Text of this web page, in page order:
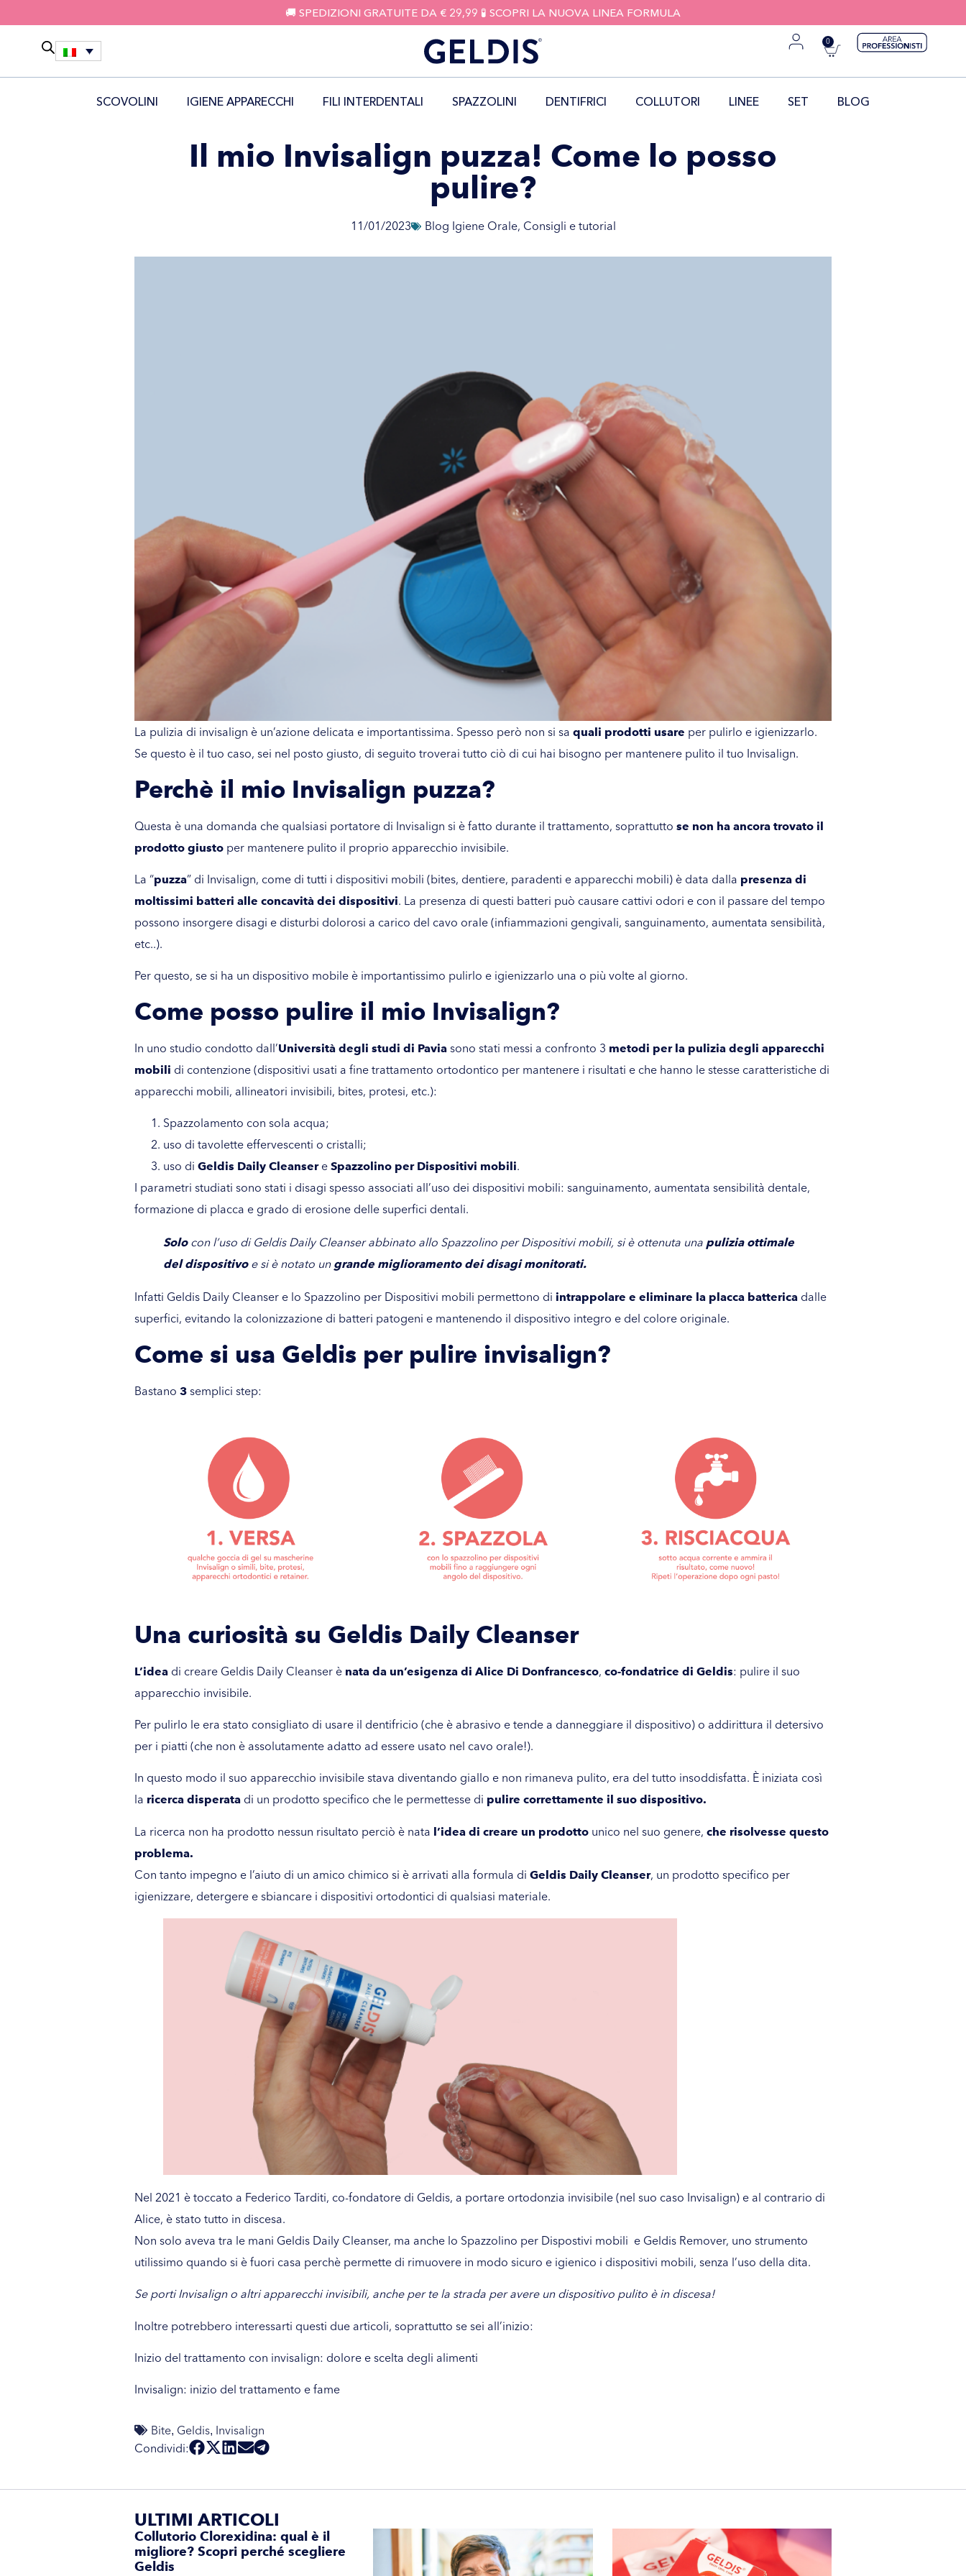
🚚 SPEDIZIONI GRATUITE DA € 29,99 🧪 SCOPRI LA NUOVA LINEA FORMULA
0
SCOVOLINI IGIENE APPARECCHI FILI INTERDENTALI SPAZZOLINI DENTIFRICI COLLUTORI LINEE SET BLOG
Il mio Invisalign puzza! Come lo posso
pulire?
11/01/2023 Blog Igiene Orale, Consigli e tutorial
La pulizia di invisalign è un’azione delicata e importantissima. Spesso però non si sa quali prodotti usare per pulirlo e igienizzarlo.
Se questo è il tuo caso, sei nel posto giusto, di seguito troverai tutto ciò di cui hai bisogno per mantenere pulito il tuo Invisalign.
Perchè il mio Invisalign puzza?
Questa è una domanda che qualsiasi portatore di Invisalign si è fatto durante il trattamento, soprattutto se non ha ancora trovato il
prodotto giusto per mantenere pulito il proprio apparecchio invisibile.
La “puzza” di Invisalign, come di tutti i dispositivi mobili (bites, dentiere, paradenti e apparecchi mobili) è data dalla presenza di
moltissimi batteri alle concavità dei dispositivi. La presenza di questi batteri può causare cattivi odori e con il passare del tempo
possono insorgere disagi e disturbi dolorosi a carico del cavo orale (infiammazioni gengivali, sanguinamento, aumentata sensibilità,
etc..).
Per questo, se si ha un dispositivo mobile è importantissimo pulirlo e igienizzarlo una o più volte al giorno.
Come posso pulire il mio Invisalign?
In uno studio condotto dall’Università degli studi di Pavia sono stati messi a confronto 3 metodi per la pulizia degli apparecchi
mobili di contenzione (dispositivi usati a fine trattamento ortodontico per mantenere i risultati e che hanno le stesse caratteristiche di
apparecchi mobili, allineatori invisibili, bites, protesi, etc.):
Spazzolamento con sola acqua;
uso di tavolette effervescenti o cristalli;
uso di Geldis Daily Cleanser e Spazzolino per Dispositivi mobili.
I parametri studiati sono stati i disagi spesso associati all’uso dei dispositivi mobili: sanguinamento, aumentata sensibilità dentale,
formazione di placca e grado di erosione delle superfici dentali.
Solocon l’uso di Geldis Daily Cleanserabbinato allo Spazzolino per Dispositivi mobili, si è ottenuta una pulizia ottimale
del dispositivoe si è notato un grande miglioramento dei disagi monitorati.
Infatti Geldis Daily Cleanser e lo Spazzolino per Dispositivi mobili permettono di intrappolare e eliminare la placca batterica dalle
superfici, evitando la colonizzazione di batteri patogeni e mantenendo il dispositivo integro e del colore originale.
Come si usa Geldis per pulire invisalign?
Bastano 3 semplici step:
Una curiosità su Geldis Daily Cleanser
L’idea di creare Geldis Daily Cleanser è nata da un’esigenza di Alice Di Donfrancesco, co-fondatrice di Geldis: pulire il suo
apparecchio invisibile.
Per pulirlo le era stato consigliato di usare il dentifricio (che è abrasivo e tende a danneggiare il dispositivo) o addirittura il detersivo
per i piatti (che non è assolutamente adatto ad essere usato nel cavo orale!).
In questo modo il suo apparecchio invisibile stava diventando giallo e non rimaneva pulito, era del tutto insoddisfatta. È iniziata così
la ricerca disperata di un prodotto specifico che le permettesse di pulire correttamente il suo dispositivo.
La ricerca non ha prodotto nessun risultato perciò è nata l’idea di creare un prodotto unico nel suo genere, che risolvesse questo
problema.
Con tanto impegno e l’aiuto di un amico chimico si è arrivati alla formula di Geldis Daily Cleanser, un prodotto specifico per
igienizzare, detergere e sbiancare i dispositivi ortodontici di qualsiasi materiale.
Nel 2021 è toccato a Federico Tarditi, co-fondatore di Geldis, a portare ortodonzia invisibile (nel suo caso Invisalign) e al contrario di
Alice, è stato tutto in discesa.
Non solo aveva tra le mani Geldis Daily Cleanser, ma anche lo Spazzolino per Dispostivi mobili e Geldis Remover, uno strumento
utilissimo quando si è fuori casa perchè permette di rimuovere in modo sicuro e igienico i dispositivi mobili, senza l’uso della dita.
Se porti Invisalign o altri apparecchi invisibili, anche per te la strada per avere un dispositivo pulito è in discesa!
Inoltre potrebbero interessarti questi due articoli, soprattutto se sei all’inizio:
Inizio del trattamento con invisalign: dolore e scelta degli alimenti
Invisalign: inizio del trattamento e fame
Bite, Geldis, Invisalign
Condividi:
ULTIMI ARTICOLI
Collutorio Clorexidina: qual è il
migliore? Scopri perché scegliere
Geldis